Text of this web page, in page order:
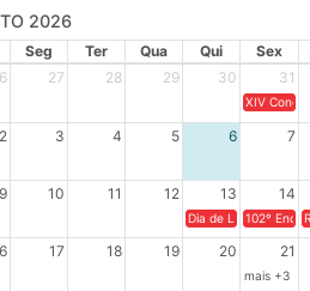
2026
Seg Ter Qua Qui Sex
27 28 29 30 31
XIV
2 3 4 5 6 7
9 10 11 12 13 14
Dia de Luta em
102º
17 18 19 20 21
mais +3